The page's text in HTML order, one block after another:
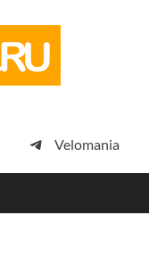
просто
Velomania